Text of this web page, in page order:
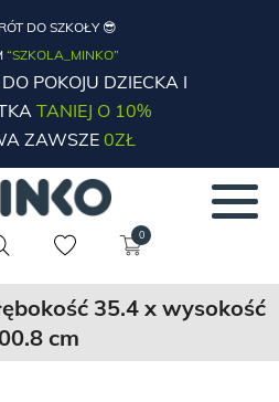
DO SZKOŁY 😎
“SZKOLA_MINKO”
POKOJU DZIECKA I
TANIEJ O 10%
ZAWSZE 0ZŁ
0
35.4 x wysokość
cm